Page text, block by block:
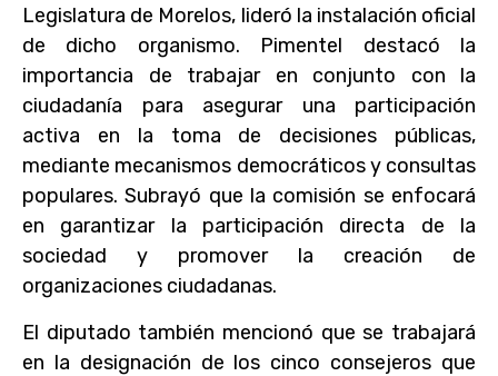
Legislatura de Morelos, lideró la instalación oficial
de dicho organismo. Pimentel destacó la
importancia de trabajar en conjunto con la
ciudadanía para asegurar una participación
activa en la toma de decisiones públicas,
mediante mecanismos democráticos y consultas
populares. Subrayó que la comisión se enfocará
en garantizar la participación directa de la
sociedad y promover la creación de
organizaciones ciudadanas.
El diputado también mencionó que se trabajará
en la designación de los cinco consejeros que